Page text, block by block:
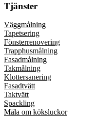
Tjänster
Väggmålning
Tapetsering
Fönsterrenovering
Trapphusmålning
Fasadmålning
Takmålning
Klottersanering
Fasadtvätt
Taktvätt
Spackling
Måla om köksluckor